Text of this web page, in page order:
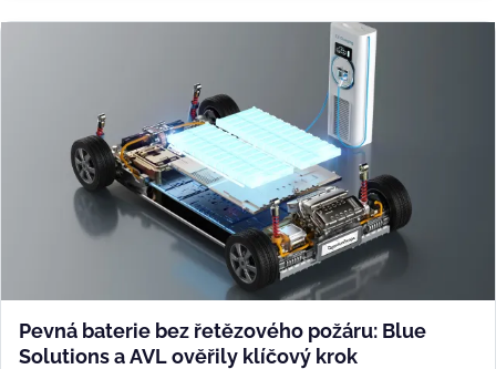
Pevná baterie bez řetězového požáru: Blue
Solutions a AVL ověřily klíčový krok